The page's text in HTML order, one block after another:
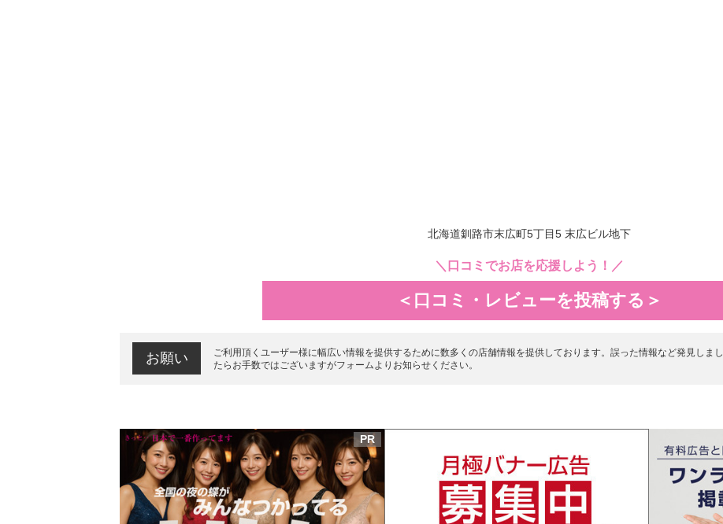
北海道釧路市末広町5丁目5 末広ビル地下
＼口コミでお店を応援しよう！／
＜口コミ・レビューを投稿する＞
お願い
ご利用頂くユーザー様に幅広い情報を提供するために数多くの店舗情報を提供しております。誤った情報など発見しまし
たらお手数ではございますがフォームよりお知らせください。
PR